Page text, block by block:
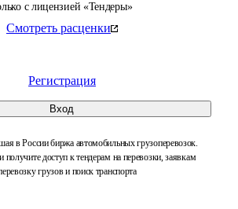
с лицензией «Тендеры»
Смотреть расценки
Регистрация
Вход
в России биржа автомобильных грузоперевозок.
получите доступ к тендерам на перевозки, заявкам
грузов и поиск транспорта